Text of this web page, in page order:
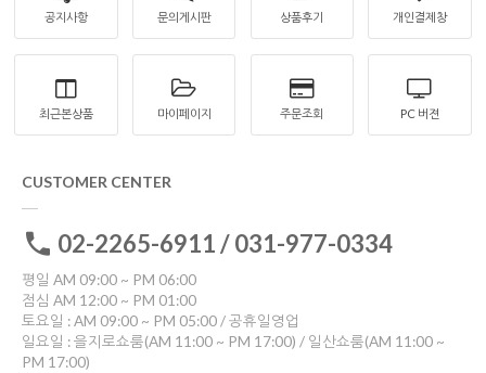
공지사항 문의게시판 상품후기 개인결제창
최근본상품 마이페이지 주문조회 PC 버젼
CUSTOMER CENTER
02-2265-6911 / 031-977-0334
평일 AM 09:00 ~ PM 06:00
점심 AM 12:00 ~ PM 01:00
토요일 : AM 09:00 ~ PM 05:00 / 공휴일영업
일요일 : 을지로쇼룸(AM 11:00 ~ PM 17:00) / 일산쇼룸(AM 11:00 ~
PM 17:00)